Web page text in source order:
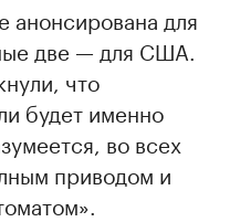
анонсирована для
две — для США.
что
будет именно
во всех
приводом и